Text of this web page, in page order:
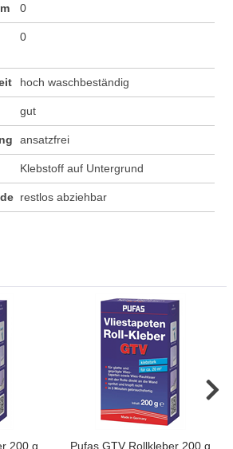
0
0
hoch waschbeständig
gut
ansatzfrei
Klebstoff auf Untergrund
restlos abziehbar
200 g Pufas GTV Rollkleber 200 g